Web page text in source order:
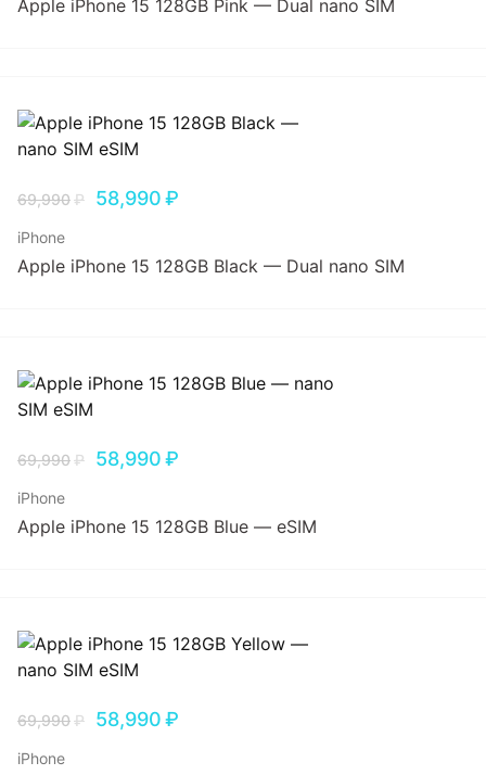
Apple iPhone 15 128GB Pink — Dual nano SIM
69,990₽ 58,990₽
iPhone
Apple iPhone 15 128GB Black — Dual nano SIM
69,990₽ 58,990₽
iPhone
Apple iPhone 15 128GB Blue — eSIM
69,990₽ 58,990₽
iPhone